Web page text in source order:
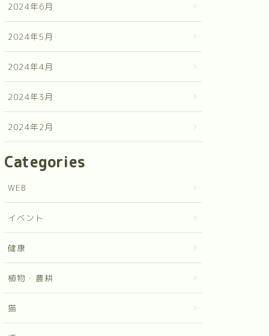
2024年6月
2024年5月
2024年4月
2024年3月
2024年2月
Categories
WEB
イベント
健康
植物・農耕
猫